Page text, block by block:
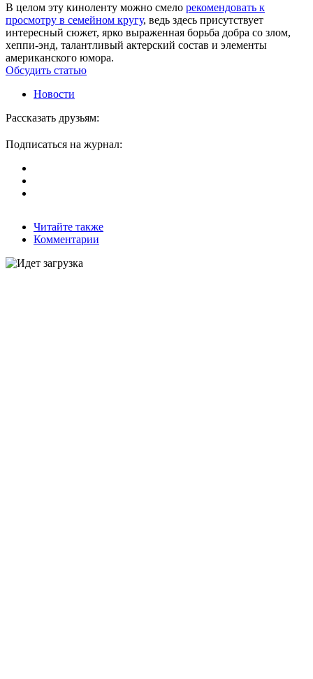
В целом эту киноленту можно смело рекомендовать к
просмотру в семейном кругу, ведь здесь присутствует
интересный сюжет, ярко выраженная борьба добра со злом,
хеппи-энд, талантливый актерский состав и элементы
американского юмора.
Обсудить статью
Новости
Рассказать друзьям:
Подписаться на журнал:
Читайте также
Комментарии